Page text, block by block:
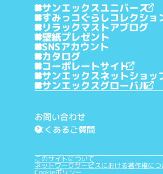
サンエックスユニバース
すみっコぐらしコレクショ
リラックマストアブログ
壁紙プレゼント
SNSアカウント
カタログ
コーポレートサイト
サンエックスネットショッ
サンエックスグローバル
お問い合わせ
?
よくあるご質問
このサイトについて
ネットワークサービスにおける著作権につ